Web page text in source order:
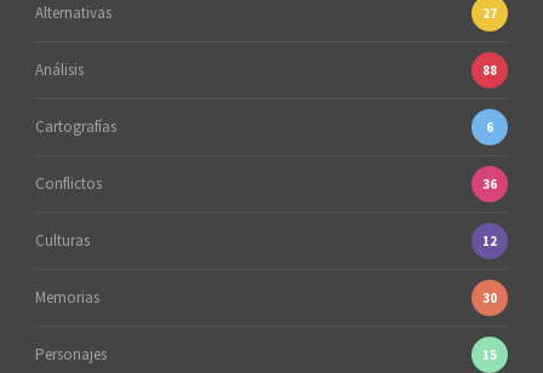
Alternativas 27
Análisis 88
Cartografías 6
Conflictos 36
Culturas 12
Memorias 30
Personajes 15